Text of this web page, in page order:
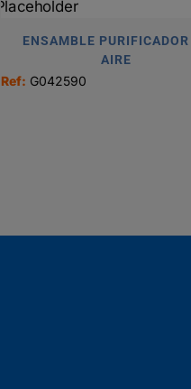
ENSAMBLE PURIFICADOR
AIRE
Ref: G042590